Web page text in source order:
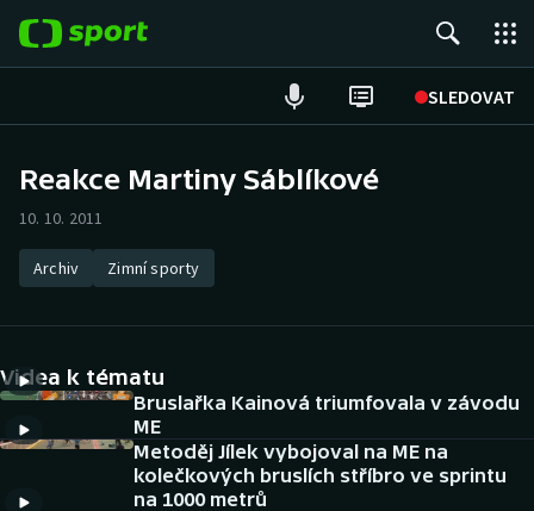
SLEDOVAT
Hokej
Tenis
Atletika
Cyklistika
DALŠÍ SPORTY
Americký fotbal
NEPŘEHLÉDNĚTE
Reakce Martiny Sáblíkové
10. 10. 2011
Archiv Zimní sporty
Videa k tématu
Bruslařka Kainová triumfovala v závodu
ME
Metoděj Jílek vybojoval na ME na
kolečkových bruslích stříbro ve sprintu
na 1000 metrů